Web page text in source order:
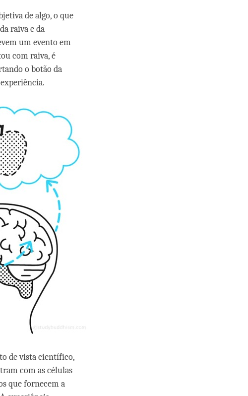
de algo, o que
raiva e da
um evento em
com raiva, é
o botão da
de vista científico,
com as células
que fornecem a